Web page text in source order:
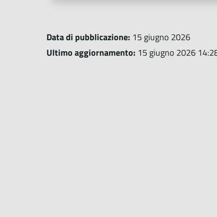
Data di pubblicazione: 15 giugno 2026
Ultimo aggiornamento: 15 giugno 2026